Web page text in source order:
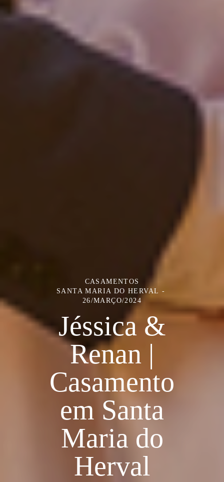
CASAMENTOS
SANTA MARIA DO HERVAL
26/MARÇO/2024
Jéssica &
Renan |
Casamento
em Santa
Maria do
Herval